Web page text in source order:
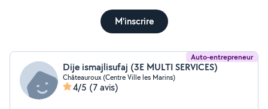
M'inscrire
Auto-entrepreneur
Dije ismajlisufaj (3E MULTI SERVICES)
Châteauroux (Centre Ville les Marins)
4/5 (7 avis)